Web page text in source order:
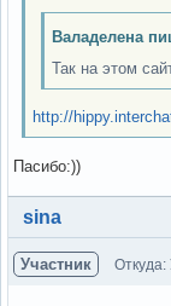
Валаделена
Так на этом
http://
Пасибо:))
Вне форума
sina
Участник Откуда: